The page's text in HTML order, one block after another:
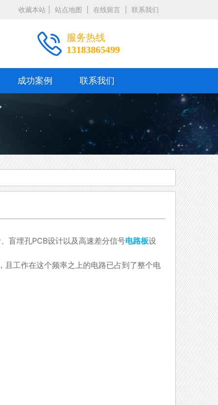
收藏本站 站点地图 在线留言 联系我们
服务热线
13183865499
成功案例 联系我们
盲埋孔PCB设计以及高速差分信号电路板设
工作在这个频率之上的电路已占到了整个电